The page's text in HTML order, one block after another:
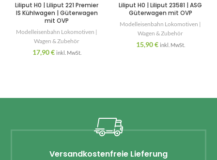
Liliput H0 | Liliput 221 Premier
IS Kühlwagen | Güterwagen
mit OVP
Modelleisenbahn Lokomotiven |
Wagen & Zubehör
17,90€ inkl. MwSt.
Liliput H0 | Liliput 23581 | ASG
Güterwagen mit OVP
Modelleisenbahn Lokomotiven |
Wagen & Zubehör
15,90€ inkl. MwSt.
Versandkostenfreie Lieferung